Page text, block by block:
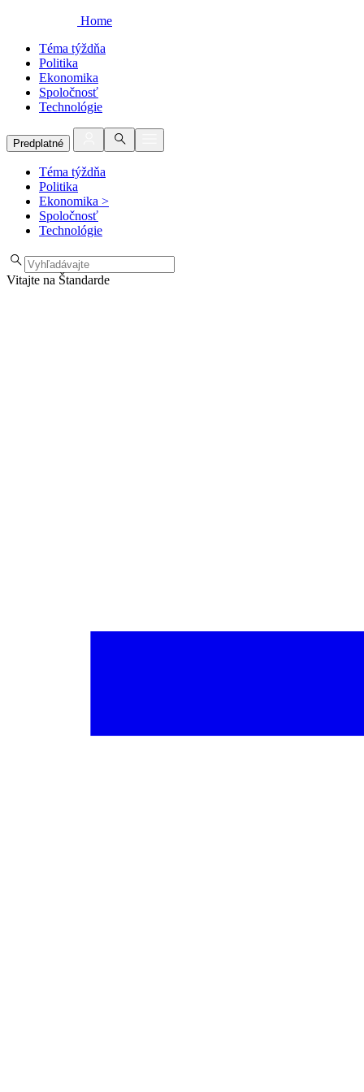
Home
Téma týždňa
Politika
Ekonomika
Spoločnosť
Technológie
Predplatné
Téma týždňa
Politika
Ekonomika >
Spoločnosť
Technológie
Vitajte na Štandarde